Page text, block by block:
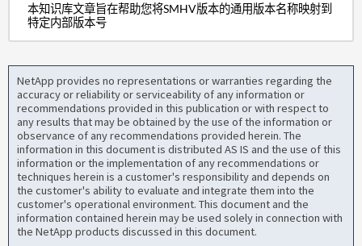
本知识库文章旨在帮助您将SMHV版本的通用版本名称映射到
特定内部版本号
NetApp provides no representations or warranties regarding the
accuracy or reliability or serviceability of any information or
recommendations provided in this publication or with respect to
any results that may be obtained by the use of the information or
observance of any recommendations provided herein. The
information in this document is distributed AS IS and the use of this
information or the implementation of any recommendations or
techniques herein is a customer's responsibility and depends on
the customer's ability to evaluate and integrate them into the
customer's operational environment. This document and the
information contained herein may be used solely in connection with
the NetApp products discussed in this document.